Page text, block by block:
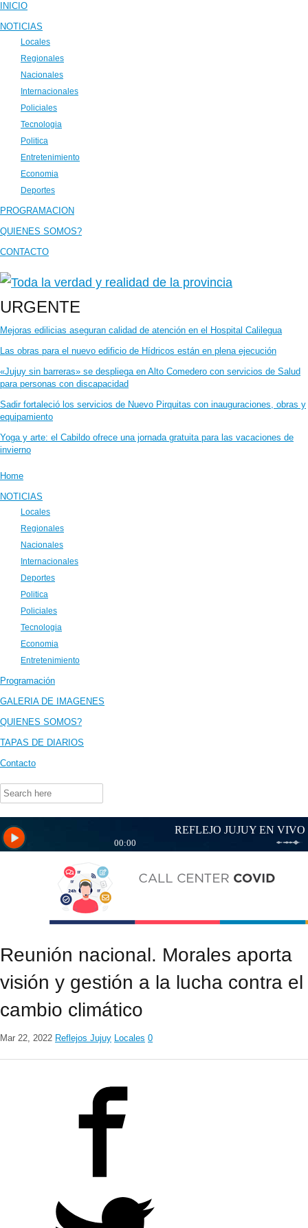
INICIO
NOTICIAS
Locales
Regionales
Nacionales
Internacionales
Policiales
Tecnologia
Politica
Entretenimiento
Economia
Deportes
PROGRAMACION
QUIENES SOMOS?
CONTACTO
URGENTE
Mejoras edilicias aseguran calidad de atención en el Hospital Calilegua
Las obras para el nuevo edificio de Hídricos están en plena ejecución
«Jujuy sin barreras» se despliega en Alto Comedero con servicios de Salud
para personas con discapacidad
Sadir fortaleció los servicios de Nuevo Pirquitas con inauguraciones, obras y
equipamiento
Yoga y arte: el Cabildo ofrece una jornada gratuita para las vacaciones de
invierno
Home
NOTICIAS
Locales
Regionales
Nacionales
Internacionales
Deportes
Politica
Policiales
Tecnologia
Economia
Entretenimiento
Programación
GALERIA DE IMAGENES
QUIENES SOMOS?
TAPAS DE DIARIOS
Contacto
Search
for:
Reunión nacional. Morales aporta
visión y gestión a la lucha contra el
cambio climático
Mar 22, 2022 Reflejos Jujuy Locales 0